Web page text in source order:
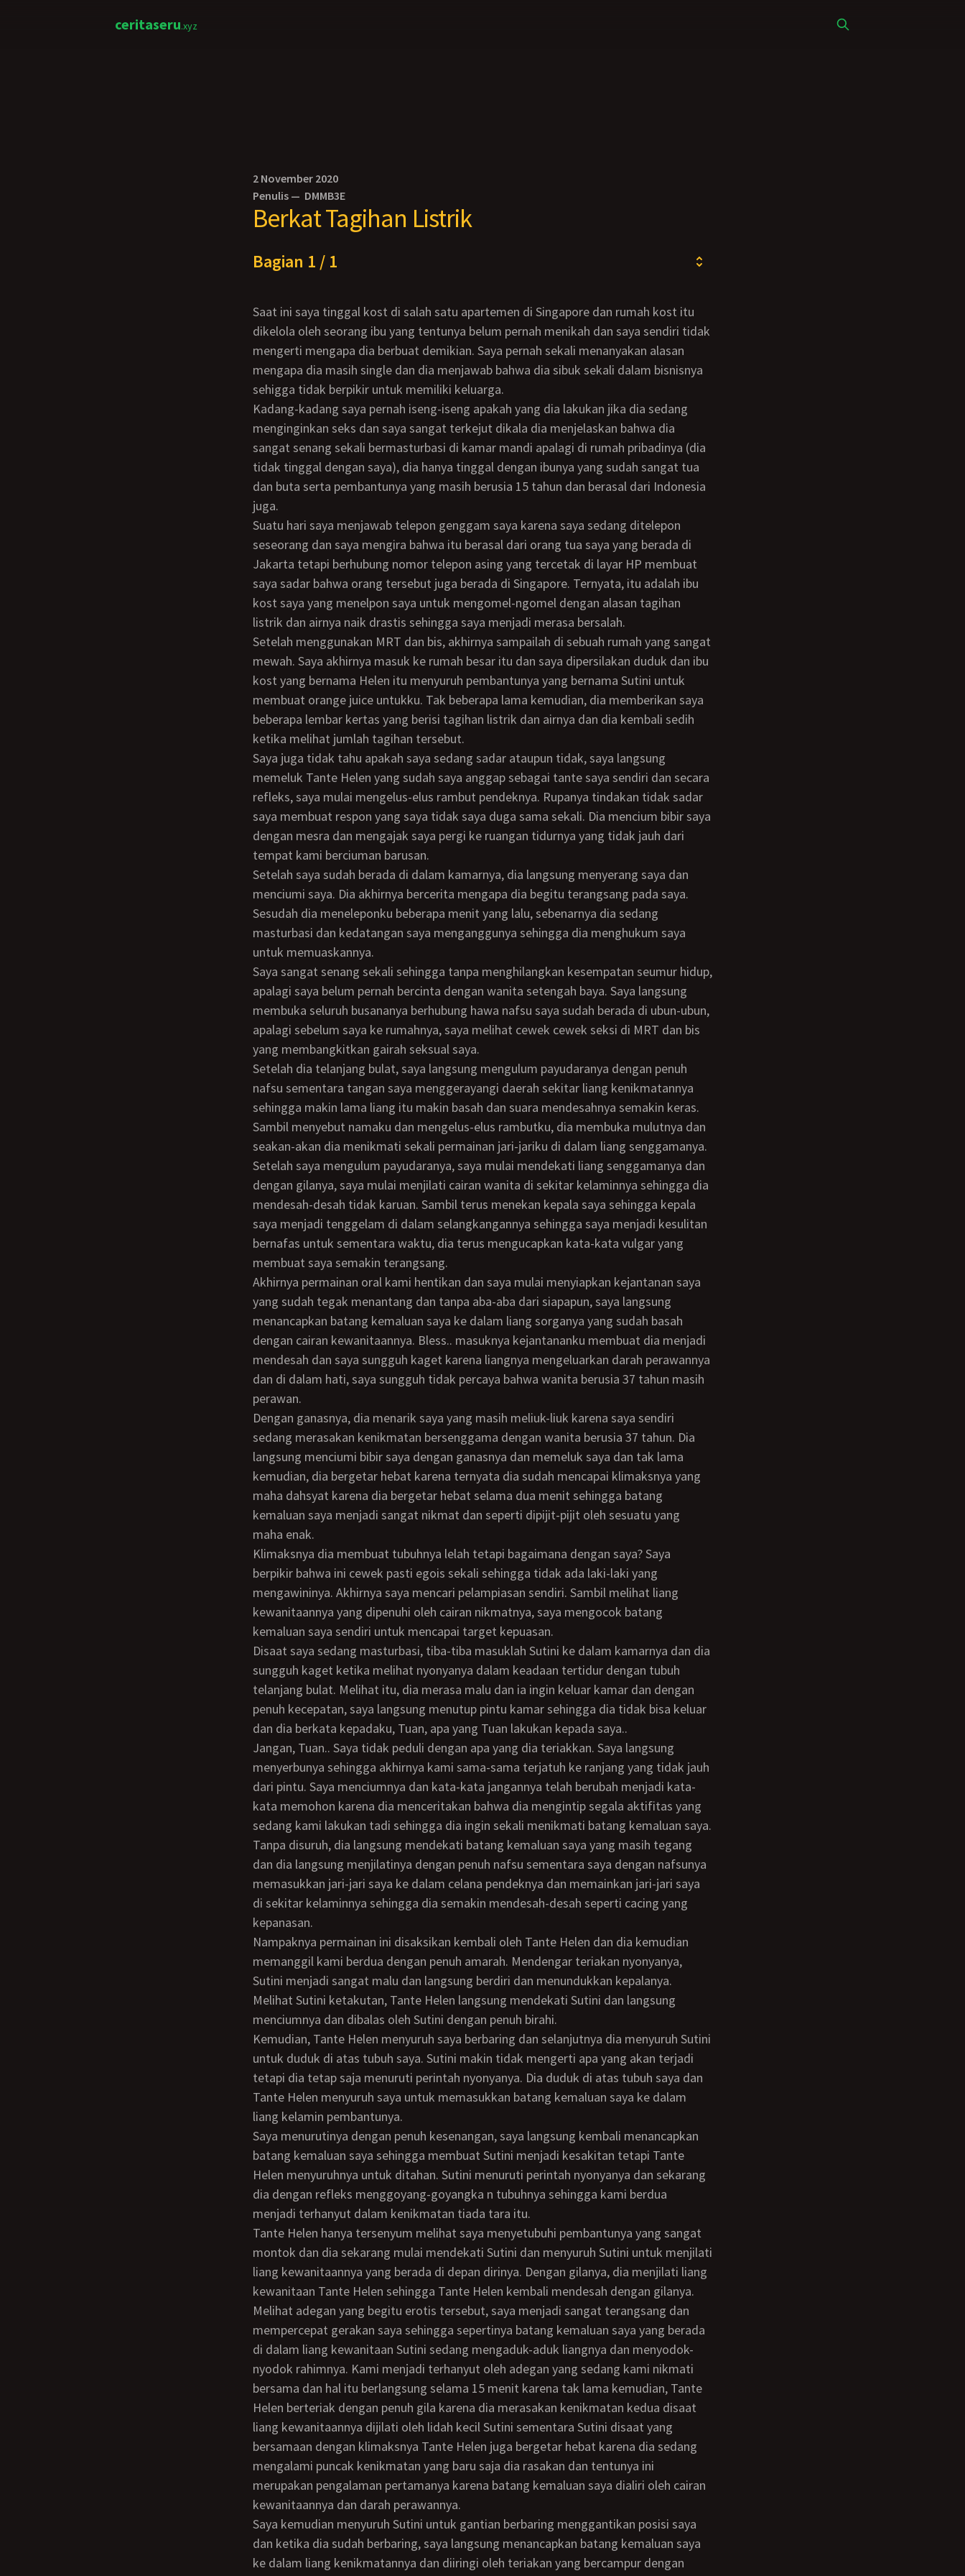
ceritaseru.xyz
2 November 2020
Penulis — DMMB3E
Berkat Tagihan Listrik
Bagian 1 / 1
Saat ini saya tinggal kost di salah satu apartemen di Singapore dan rumah kost itu
dikelola oleh seorang ibu yang tentunya belum pernah menikah dan saya sendiri tidak
mengerti mengapa dia berbuat demikian. Saya pernah sekali menanyakan alasan
mengapa dia masih single dan dia menjawab bahwa dia sibuk sekali dalam bisnisnya
sehigga tidak berpikir untuk memiliki keluarga.
Kadang-kadang saya pernah iseng-iseng apakah yang dia lakukan jika dia sedang
menginginkan seks dan saya sangat terkejut dikala dia menjelaskan bahwa dia
sangat senang sekali bermasturbasi di kamar mandi apalagi di rumah pribadinya (dia
tidak tinggal dengan saya), dia hanya tinggal dengan ibunya yang sudah sangat tua
dan buta serta pembantunya yang masih berusia 15 tahun dan berasal dari Indonesia
juga.
Suatu hari saya menjawab telepon genggam saya karena saya sedang ditelepon
seseorang dan saya mengira bahwa itu berasal dari orang tua saya yang berada di
Jakarta tetapi berhubung nomor telepon asing yang tercetak di layar HP membuat
saya sadar bahwa orang tersebut juga berada di Singapore. Ternyata, itu adalah ibu
kost saya yang menelpon saya untuk mengomel-ngomel dengan alasan tagihan
listrik dan airnya naik drastis sehingga saya menjadi merasa bersalah.
Setelah menggunakan MRT dan bis, akhirnya sampailah di sebuah rumah yang sangat
mewah. Saya akhirnya masuk ke rumah besar itu dan saya dipersilakan duduk dan ibu
kost yang bernama Helen itu menyuruh pembantunya yang bernama Sutini untuk
membuat orange juice untukku. Tak beberapa lama kemudian, dia memberikan saya
beberapa lembar kertas yang berisi tagihan listrik dan airnya dan dia kembali sedih
ketika melihat jumlah tagihan tersebut.
Saya juga tidak tahu apakah saya sedang sadar ataupun tidak, saya langsung
memeluk Tante Helen yang sudah saya anggap sebagai tante saya sendiri dan secara
refleks, saya mulai mengelus-elus rambut pendeknya. Rupanya tindakan tidak sadar
saya membuat respon yang saya tidak saya duga sama sekali. Dia mencium bibir saya
dengan mesra dan mengajak saya pergi ke ruangan tidurnya yang tidak jauh dari
tempat kami berciuman barusan.
Setelah saya sudah berada di dalam kamarnya, dia langsung menyerang saya dan
menciumi saya. Dia akhirnya bercerita mengapa dia begitu terangsang pada saya.
Sesudah dia meneleponku beberapa menit yang lalu, sebenarnya dia sedang
masturbasi dan kedatangan saya menganggunya sehingga dia menghukum saya
untuk memuaskannya.
Saya sangat senang sekali sehingga tanpa menghilangkan kesempatan seumur hidup,
apalagi saya belum pernah bercinta dengan wanita setengah baya. Saya langsung
membuka seluruh busananya berhubung hawa nafsu saya sudah berada di ubun-ubun,
apalagi sebelum saya ke rumahnya, saya melihat cewek cewek seksi di MRT dan bis
yang membangkitkan gairah seksual saya.
Setelah dia telanjang bulat, saya langsung mengulum payudaranya dengan penuh
nafsu sementara tangan saya menggerayangi daerah sekitar liang kenikmatannya
sehingga makin lama liang itu makin basah dan suara mendesahnya semakin keras.
Sambil menyebut namaku dan mengelus-elus rambutku, dia membuka mulutnya dan
seakan-akan dia menikmati sekali permainan jari-jariku di dalam liang senggamanya.
Setelah saya mengulum payudaranya, saya mulai mendekati liang senggamanya dan
dengan gilanya, saya mulai menjilati cairan wanita di sekitar kelaminnya sehingga dia
mendesah-desah tidak karuan. Sambil terus menekan kepala saya sehingga kepala
saya menjadi tenggelam di dalam selangkangannya sehingga saya menjadi kesulitan
bernafas untuk sementara waktu, dia terus mengucapkan kata-kata vulgar yang
membuat saya semakin terangsang.
Akhirnya permainan oral kami hentikan dan saya mulai menyiapkan kejantanan saya
yang sudah tegak menantang dan tanpa aba-aba dari siapapun, saya langsung
menancapkan batang kemaluan saya ke dalam liang sorganya yang sudah basah
dengan cairan kewanitaannya. Bless.. masuknya kejantananku membuat dia menjadi
mendesah dan saya sungguh kaget karena liangnya mengeluarkan darah perawannya
dan di dalam hati, saya sungguh tidak percaya bahwa wanita berusia 37 tahun masih
perawan.
Dengan ganasnya, dia menarik saya yang masih meliuk-liuk karena saya sendiri
sedang merasakan kenikmatan bersenggama dengan wanita berusia 37 tahun. Dia
langsung menciumi bibir saya dengan ganasnya dan memeluk saya dan tak lama
kemudian, dia bergetar hebat karena ternyata dia sudah mencapai klimaksnya yang
maha dahsyat karena dia bergetar hebat selama dua menit sehingga batang
kemaluan saya menjadi sangat nikmat dan seperti dipijit-pijit oleh sesuatu yang
maha enak.
Klimaksnya dia membuat tubuhnya lelah tetapi bagaimana dengan saya? Saya
berpikir bahwa ini cewek pasti egois sekali sehingga tidak ada laki-laki yang
mengawininya. Akhirnya saya mencari pelampiasan sendiri. Sambil melihat liang
kewanitaannya yang dipenuhi oleh cairan nikmatnya, saya mengocok batang
kemaluan saya sendiri untuk mencapai target kepuasan.
Disaat saya sedang masturbasi, tiba-tiba masuklah Sutini ke dalam kamarnya dan dia
sungguh kaget ketika melihat nyonyanya dalam keadaan tertidur dengan tubuh
telanjang bulat. Melihat itu, dia merasa malu dan ia ingin keluar kamar dan dengan
penuh kecepatan, saya langsung menutup pintu kamar sehingga dia tidak bisa keluar
dan dia berkata kepadaku, Tuan, apa yang Tuan lakukan kepada saya..
jangan, Tuan.. Saya tidak peduli dengan apa yang dia teriakkan. Saya langsung
menyerbunya sehingga akhirnya kami sama-sama terjatuh ke ranjang yang tidak jauh
dari pintu. Saya menciumnya dan kata-kata jangannya telah berubah menjadi kata-
kata memohon karena dia menceritakan bahwa dia mengintip segala aktifitas yang
sedang kami lakukan tadi sehingga dia ingin sekali menikmati batang kemaluan saya.
Tanpa disuruh, dia langsung mendekati batang kemaluan saya yang masih tegang
dan dia langsung menjilatinya dengan penuh nafsu sementara saya dengan nafsunya
memasukkan jari-jari saya ke dalam celana pendeknya dan memainkan jari-jari saya
di sekitar kelaminnya sehingga dia semakin mendesah-desah seperti cacing yang
kepanasan.
Nampaknya permainan ini disaksikan kembali oleh Tante Helen dan dia kemudian
memanggil kami berdua dengan penuh amarah. Mendengar teriakan nyonyanya,
Sutini menjadi sangat malu dan langsung berdiri dan menundukkan kepalanya.
Melihat Sutini ketakutan, Tante Helen langsung mendekati Sutini dan langsung
menciumnya dan dibalas oleh Sutini dengan penuh birahi.
Kemudian, Tante Helen menyuruh saya berbaring dan selanjutnya dia menyuruh Sutini
untuk duduk di atas tubuh saya. Sutini makin tidak mengerti apa yang akan terjadi
tetapi dia tetap saja menuruti perintah nyonyanya. Dia duduk di atas tubuh saya dan
Tante Helen menyuruh saya untuk memasukkan batang kemaluan saya ke dalam
liang kelamin pembantunya.
Saya menurutinya dengan penuh kesenangan, saya langsung kembali menancapkan
batang kemaluan saya sehingga membuat Sutini menjadi kesakitan tetapi Tante
Helen menyuruhnya untuk ditahan. Sutini menuruti perintah nyonyanya dan sekarang
dia dengan refleks menggoyang-goyangka n tubuhnya sehingga kami berdua
menjadi terhanyut dalam kenikmatan tiada tara itu.
Tante Helen hanya tersenyum melihat saya menyetubuhi pembantunya yang sangat
montok dan dia sekarang mulai mendekati Sutini dan menyuruh Sutini untuk menjilati
liang kewanitaannya yang berada di depan dirinya. Dengan gilanya, dia menjilati liang
kewanitaan Tante Helen sehingga Tante Helen kembali mendesah dengan gilanya.
Melihat adegan yang begitu erotis tersebut, saya menjadi sangat terangsang dan
mempercepat gerakan saya sehingga sepertinya batang kemaluan saya yang berada
di dalam liang kewanitaan Sutini sedang mengaduk-aduk liangnya dan menyodok-
nyodok rahimnya. Kami menjadi terhanyut oleh adegan yang sedang kami nikmati
bersama dan hal itu berlangsung selama 15 menit karena tak lama kemudian, Tante
Helen berteriak dengan penuh gila karena dia merasakan kenikmatan kedua disaat
liang kewanitaannya dijilati oleh lidah kecil Sutini sementara Sutini disaat yang
bersamaan dengan klimaksnya Tante Helen juga bergetar hebat karena dia sedang
mengalami puncak kenikmatan yang baru saja dia rasakan dan tentunya ini
merupakan pengalaman pertamanya karena batang kemaluan saya dialiri oleh cairan
kewanitaannya dan darah perawannya.
Saya kemudian menyuruh Sutini untuk gantian berbaring menggantikan posisi saya
dan ketika dia sudah berbaring, saya langsung menancapkan batang kemaluan saya
ke dalam liang kenikmatannya dan diiringi oleh teriakan yang bercampur dengan